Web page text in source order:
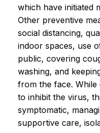
which have initiated
Other preventive
social distancing,
indoor spaces, use
public, covering
washing, and
from the face. While
to inhibit the virus,
symptomatic,
supportive care,